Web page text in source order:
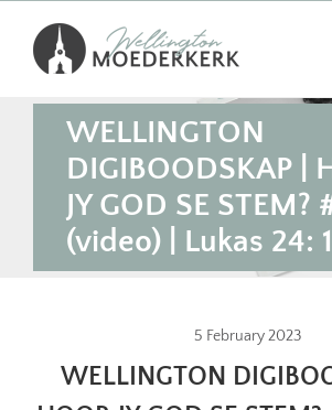
content
WELLINGTON
DIGIBOODSKAP |
JY GOD SE STEM?
(video) | Lukas 24:
5 February 2023
WELLINGTON